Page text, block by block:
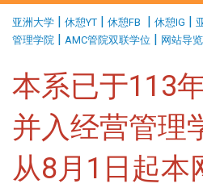
亚洲大学 | 休憩YT | 休憩FB | 休憩IG |
管理学院 | AMC管院双联学位 | 网站导览
本系已于113
并入经营管理
从8月1日起本